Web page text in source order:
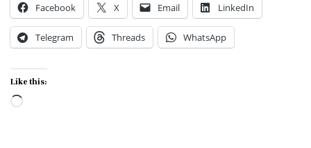
Facebook X Email LinkedIn
Telegram Threads WhatsApp
Like this:
Loading…